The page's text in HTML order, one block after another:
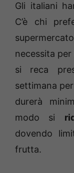
Gli italiani
C’è chi
necessita
si reca
settimana
durerà
modo si
dovendo
frutta.